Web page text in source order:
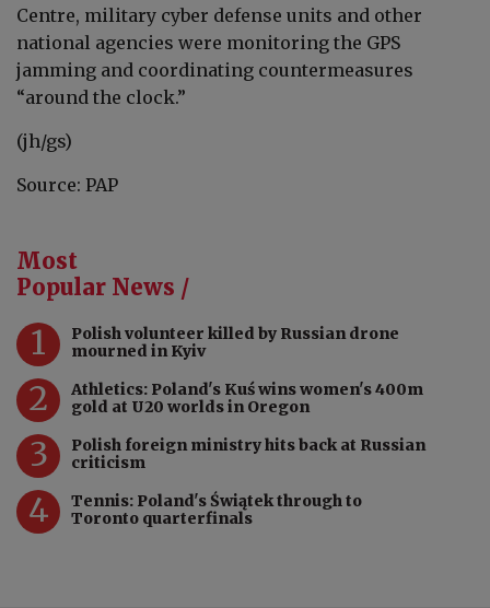
Centre, military cyber defense units and other
national agencies were monitoring the GPS
jamming and coordinating countermeasures
“around the clock.”
(jh/gs)
Source: PAP
Most
Popular News /
1
Polish volunteer killed by Russian drone
mourned in Kyiv
2
Athletics: Poland's Kuś wins women's 400m
gold at U20 worlds in Oregon
3
Polish foreign ministry hits back at Russian
criticism
4
Tennis: Poland's Świątek through to
Toronto quarterfinals